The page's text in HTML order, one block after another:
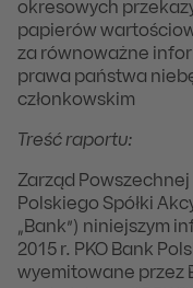
okresowych
papierów
za równoważne
prawa państwa
członkowskim
Treść raportu:
Zarząd
Polskiego Spółki
„Bank”) niniejszym
2015 r. PKO Bank
wyemitowane przez